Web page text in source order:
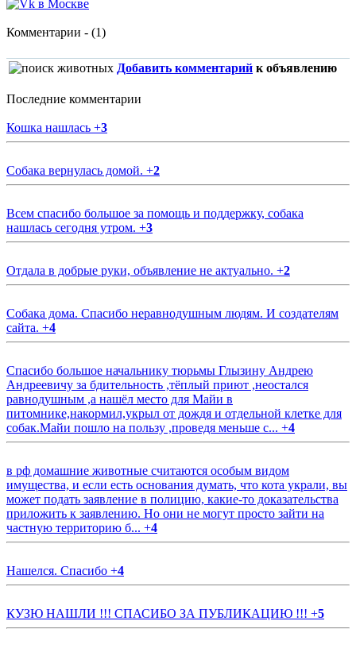
Комментарии - (1)
Добавить комментарий к объявлению
Последние комментарии
Кошка нашлась +3
Собака вернулась домой. +2
Всем спасибо большое за помощь и поддержку, собака
нашлась сегодня утром. +3
Отдала в добрые руки, объявление не актуально. +2
Собака дома. Спасибо неравнодушным людям. И создателям
сайта. +4
Спасибо большое начальнику тюрьмы Глызину Андрею
Андреевичу за бдительность ,тёплый приют ,неостался
равнодушным ,а нашёл место для Майи в
питомнике,накормил,укрыл от дождя и отдельной клетке для
собак.Майи пошло на пользу ,проведя меньше с... +4
в рф домашние животные считаются особым видом
имущества, и если есть основания думать, что кота украли, вы
может подать заявление в полицию, какие-то доказательства
приложить к заявлению. Но они не могут просто зайти на
частную территорию б... +4
Нашелся. Спасибо +4
КУЗЮ НАШЛИ !!! СПАСИБО ЗА ПУБЛИКАЦИЮ !!! +5